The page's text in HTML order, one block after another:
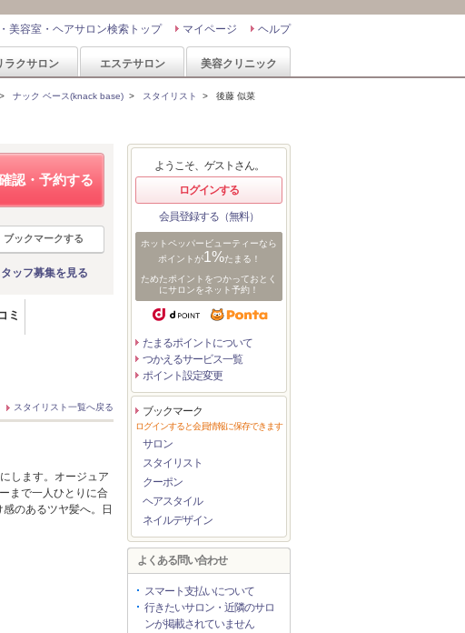
ヘルプ
マイページ
美容室・ヘアサロン検索トップ
ラクサロン エステサロン 美容クリニック
ナック ベース(knack base) > スタイリスト > 後藤 似菜
認・予約する
ブックマークする
タッフ募集を見る
ミ
スタイリスト一覧へ戻る
します。オージュア
まで一人ひとりに合
のあるツヤ髪へ。日
ようこそ、ゲストさん。
ログインする
会員登録する（無料）
ホットペッパービューティーなら
ポイントが1%たまる！
ためたポイントをつかっておとく
にサロンをネット予約！
たまるポイントについて
つかえるサービス一覧
ポイント設定変更
ブックマーク
ログインすると会員情報に保存できます
サロン
スタイリスト
クーポン
ヘアスタイル
ネイルデザイン
よくある問い合わせ
スマート支払いについて
行きたいサロン・近隣のサロ
ンが掲載されていません